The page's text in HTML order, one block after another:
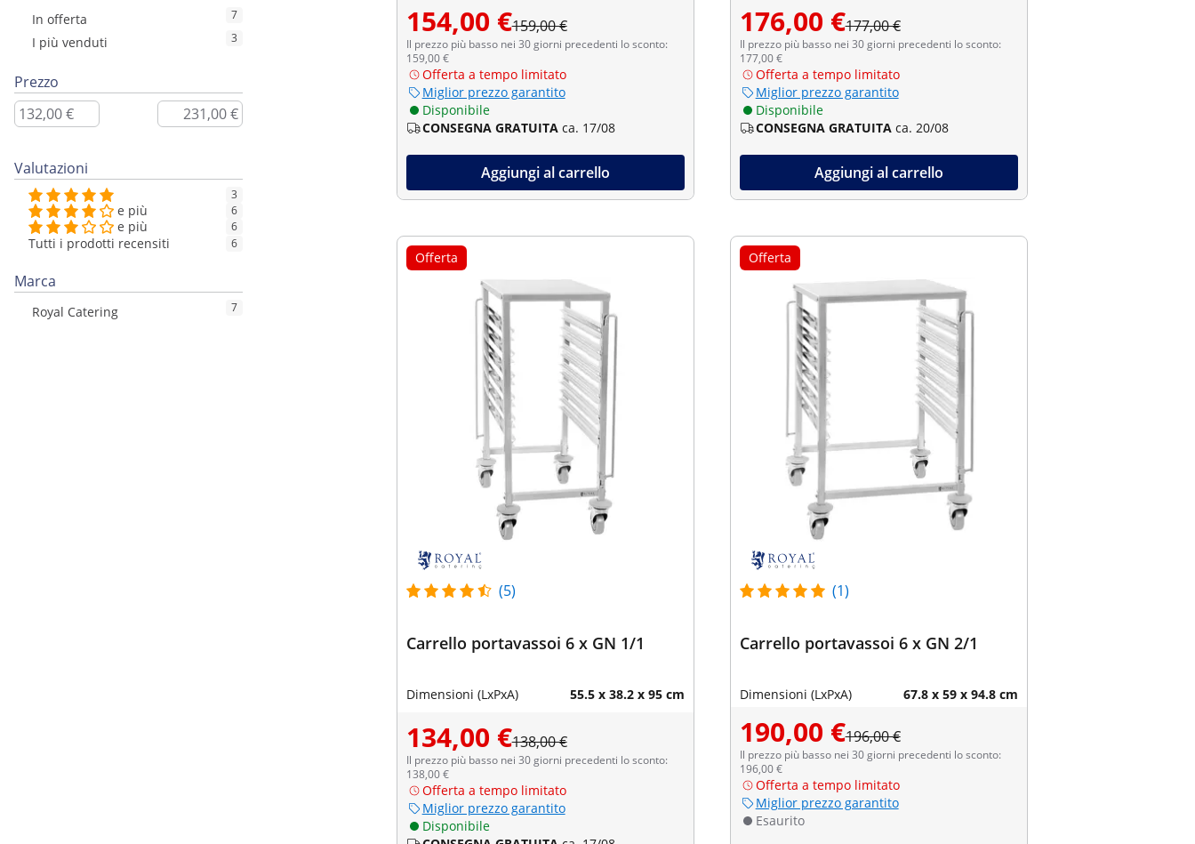
In offerta 7
I più venduti 3
Prezzo
Valutazioni
3
e più 6
e più 6
Tutti i prodotti recensiti 6
Marca
Royal Catering 7
154,00 €159,00 €
Il prezzo più basso nei 30 giorni precedenti lo sconto:
159,00 €
Offerta a tempo limitato
Miglior prezzo garantito
Disponibile
CONSEGNA GRATUITA ca. 17/08
Aggiungi al carrello
176,00 €177,00 €
Il prezzo più basso nei 30 giorni precedenti lo sconto:
177,00 €
Offerta a tempo limitato
Miglior prezzo garantito
Disponibile
CONSEGNA GRATUITA ca. 20/08
Aggiungi al carrello
Offerta
(5)
Carrello portavassoi 6 x GN 1/1
Dimensioni (LxPxA) 55.5 x 38.2 x 95 cm
134,00 €138,00 €
Il prezzo più basso nei 30 giorni precedenti lo sconto:
138,00 €
Offerta a tempo limitato
Miglior prezzo garantito
Disponibile
Offerta
(1)
Carrello portavassoi 6 x GN 2/1
Dimensioni (LxPxA) 67.8 x 59 x 94.8 cm
190,00 €196,00 €
Il prezzo più basso nei 30 giorni precedenti lo sconto:
196,00 €
Offerta a tempo limitato
Miglior prezzo garantito
Esaurito